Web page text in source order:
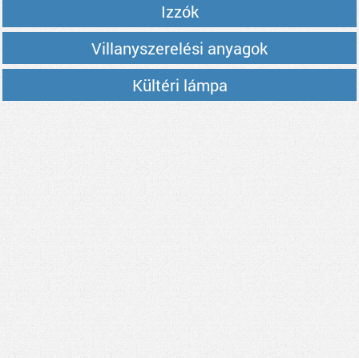
Izzók
Villanyszerelési anyagok
Kültéri lámpa